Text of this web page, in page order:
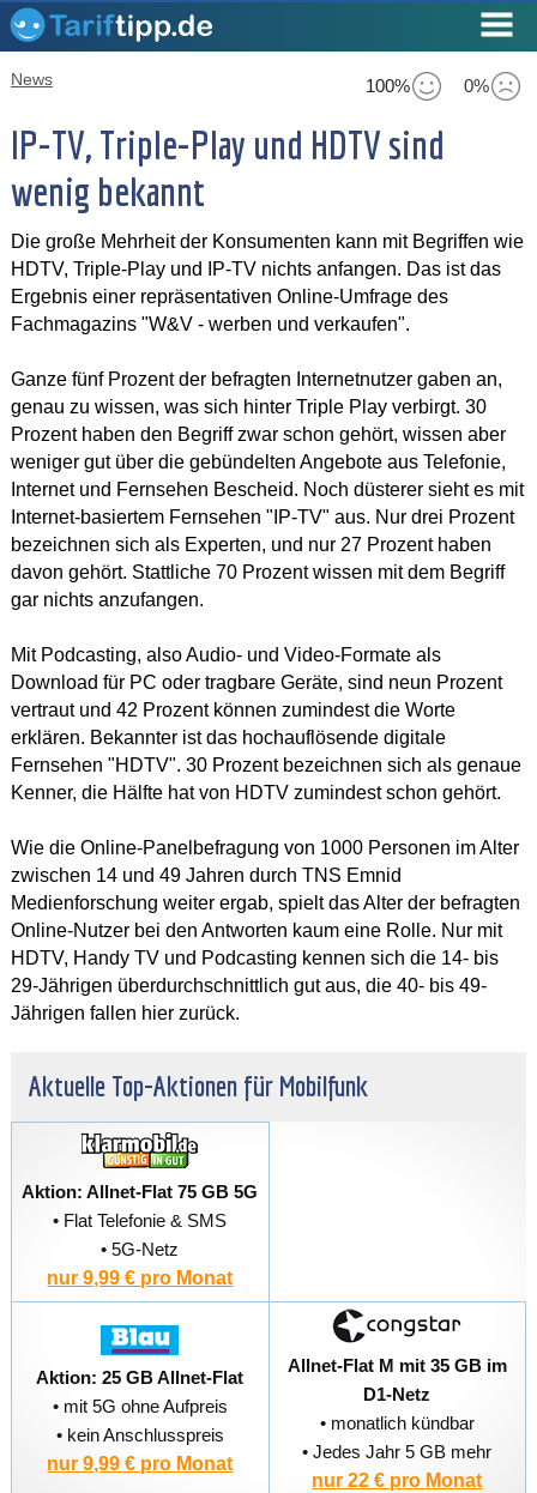
100% 0%
News
IP-TV, Triple-Play und HDTV sind
wenig bekannt
Die große Mehrheit der Konsumenten kann mit Begriffen wie
HDTV, Triple-Play und IP-TV nichts anfangen. Das ist das
Ergebnis einer repräsentativen Online-Umfrage des
Fachmagazins "W&V - werben und verkaufen".
Ganze fünf Prozent der befragten Internetnutzer gaben an,
genau zu wissen, was sich hinter Triple Play verbirgt. 30
Prozent haben den Begriff zwar schon gehört, wissen aber
weniger gut über die gebündelten Angebote aus Telefonie,
Internet und Fernsehen Bescheid. Noch düsterer sieht es mit
Internet-basiertem Fernsehen "IP-TV" aus. Nur drei Prozent
bezeichnen sich als Experten, und nur 27 Prozent haben
davon gehört. Stattliche 70 Prozent wissen mit dem Begriff
gar nichts anzufangen.
Mit Podcasting, also Audio- und Video-Formate als
Download für PC oder tragbare Geräte, sind neun Prozent
vertraut und 42 Prozent können zumindest die Worte
erklären. Bekannter ist das hochauflösende digitale
Fernsehen "HDTV". 30 Prozent bezeichnen sich als genaue
Kenner, die Hälfte hat von HDTV zumindest schon gehört.
Wie die Online-Panelbefragung von 1000 Personen im Alter
zwischen 14 und 49 Jahren durch TNS Emnid
Medienforschung weiter ergab, spielt das Alter der befragten
Online-Nutzer bei den Antworten kaum eine Rolle. Nur mit
HDTV, Handy TV und Podcasting kennen sich die 14- bis
29-Jährigen überdurchschnittlich gut aus, die 40- bis 49-
Jährigen fallen hier zurück.
Aktuelle Top-Aktionen für Mobilfunk
Aktion: Allnet-Flat 75 GB 5G
• Flat Telefonie & SMS
• 5G-Netz
nur 9,99 € pro Monat
Aktion: 25 GB Allnet-Flat
• mit 5G ohne Aufpreis
• kein Anschlusspreis
nur 9,99 € pro Monat
Allnet-Flat M mit 35 GB im
D1-Netz
• monatlich kündbar
• Jedes Jahr 5 GB mehr
nur 22 € pro Monat